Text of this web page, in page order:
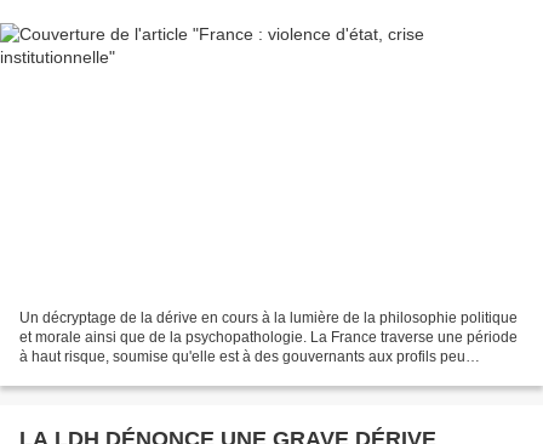
Un décryptage de la dérive en cours à la lumière de la philosophie politique
et morale ainsi que de la psychopathologie. La France traverse une période
à haut risque, soumise qu'elle est à des gouvernants aux profils peu